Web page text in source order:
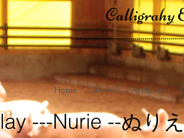
Calligrahy
Home Works Archives
---Nurie --ぬり